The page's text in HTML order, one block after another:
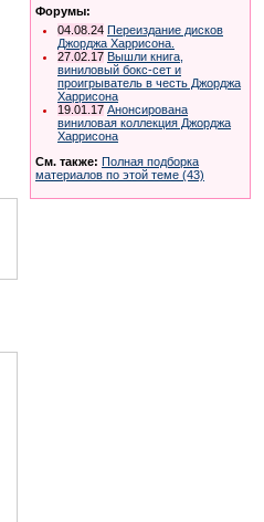
Форумы:
04.08.24 Переиздание дисков
Джорджа Харрисона.
27.02.17 Вышли книга,
виниловый бокс-сет и
проигрыватель в честь Джорджа
Харрисона
19.01.17 Анонсирована
виниловая коллекция Джорджа
Харрисона
См. также: Полная подборка
материалов по этой теме (43)